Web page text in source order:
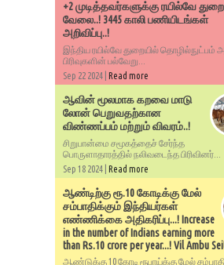
+2 முடித்தவர்களுக்கு ரயில்வே
வேலை..! 3445 காலி பணியிடங்கள்
அறிவிப்பு..!
இந்திய ரயில்வே துறையில் தொழில்நுட்பம்
பிரிவுகளின் பல்வேறு...
Sep 22 2024 | Read more
ஆவின் மூலமாக கறவை மாடு
லோன் பெறுவதற்கான
விண்ணப்பம் மற்றும் விவரம்..!
சிறுபான்மை சமூகத்தைச் சேர்ந்த
பொருளாதாரத்தில் நலிவடைந்த பிரிவினர்...
Sep 18 2024 | Read more
ஆண்டிற்கு ரூ.10 கோடிக்கு மேல்
சம்பாதிக்கும் இந்தியர்கள்
எண்ணிக்கை அதிகரிப்பு...! Increase
in the number of Indians earning more
than Rs.10 crore per year...! Vil Ambu
ஆண்டுக்கு 10 கோடி ரூபாய்க்கு மேல்